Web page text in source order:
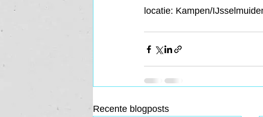
locatie: Kampen/
Recente blogposts